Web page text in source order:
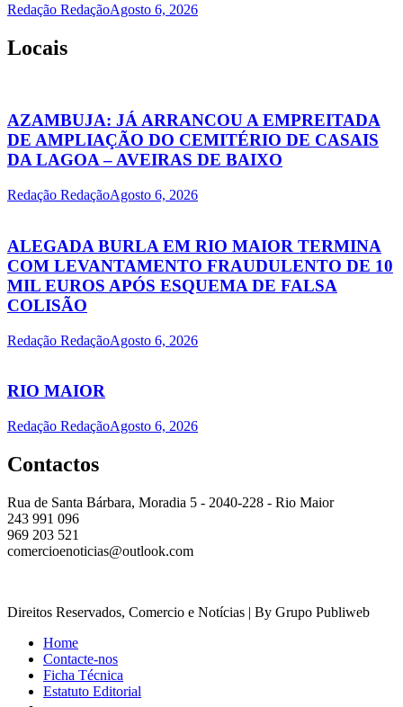
Redação RedaçãoAgosto 6, 2026
Locais
AZAMBUJA: JÁ ARRANCOU A EMPREITADA
DE AMPLIAÇÃO DO CEMITÉRIO DE CASAIS
DA LAGOA – AVEIRAS DE BAIXO
Redação RedaçãoAgosto 6, 2026
ALEGADA BURLA EM RIO MAIOR TERMINA
COM LEVANTAMENTO FRAUDULENTO DE 10
MIL EUROS APÓS ESQUEMA DE FALSA
COLISÃO
Redação RedaçãoAgosto 6, 2026
RIO MAIOR
Redação RedaçãoAgosto 6, 2026
Contactos
Rua de Santa Bárbara, Moradia 5 - 2040-228 - Rio Maior
243 991 096
969 203 521
comercioenoticias@outlook.com
Direitos Reservados, Comercio e Notícias | By Grupo Publiweb
Home
Contacte-nos
Ficha Técnica
Estatuto Editorial